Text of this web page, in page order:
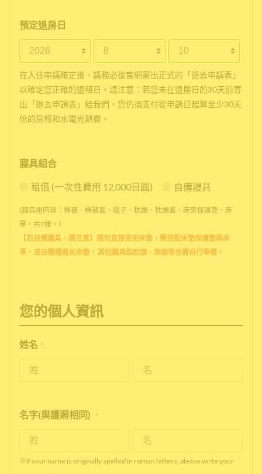
預定退房日
在入住申請確定後，請務必從官網寄出正式的「退去申請表」
以確定您正確的退租日。請注意：若您未在退房日的30天前寄
出「退去申請表」給我們，您仍須支付從申請日起算至少30天
份的房租和水電光熱費。
寢具組合
租借 (一次性費用 12,000日圓) 自備寢具
(寢具組内容：棉被、棉被套、毯子、枕頭、枕頭套、床墊保護墊、床
單，共7樣。）
【若自備寢具，請注意】請勿直接使用床墊，需搭配床墊保護墊與床
單，或自備榻榻米床墊， 其他寢具如枕頭、棉被等也需自行準備。
您的個人資訊
姓名 *
名字(與護照相同) *
※If your name is originally spelled in roman letters, please write your